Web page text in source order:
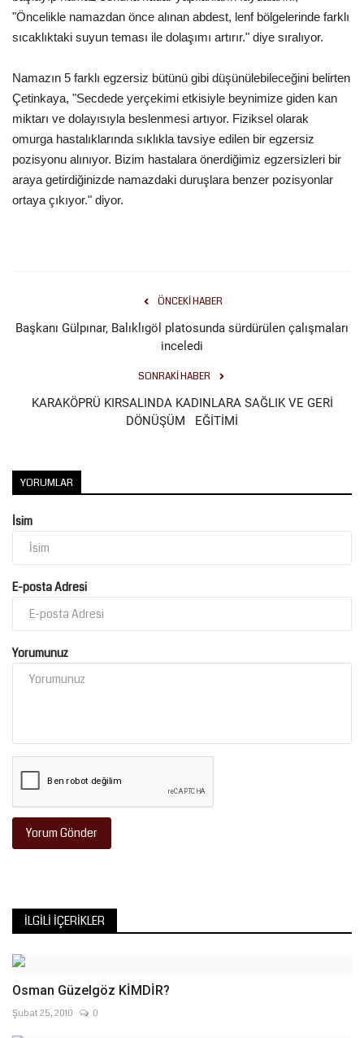
"Öncelikle namazdan önce alınan abdest, lenf bölgelerinde farklı
sıcaklıktaki suyun teması ile dolaşımı artırır." diye sıralıyor.
Namazın 5 farklı egzersiz bütünü gibi düşünülebileceğini belirten
Çetinkaya, "Secdede yerçekimi etkisiyle beynimize giden kan
miktarı ve dolayısıyla beslenmesi artıyor. Fiziksel olarak
omurga hastalıklarında sıklıkla tavsiye edilen bir egzersiz
pozisyonu alınıyor. Bizim hastalara önerdiğimiz egzersizleri bir
araya getirdiğinizde namazdaki duruşlara benzer pozisyonlar
ortaya çıkıyor." diyor.
ÖNCEKI HABER
Başkanı Gülpınar, Balıklıgöl platosunda sürdürülen çalışmaları
inceledi
SONRAKI HABER
KARAKÖPRÜ KIRSALINDA KADINLARA SAĞLIK VE GERİ
DÖNÜŞÜM EĞİTİMİ
YORUMLAR
İsim
E-posta Adresi
Yorumunuz
Yorum Gönder
İLGILI İÇERIKLER
Osman Güzelgöz KİMDİR?
Şubat 25, 2010 0